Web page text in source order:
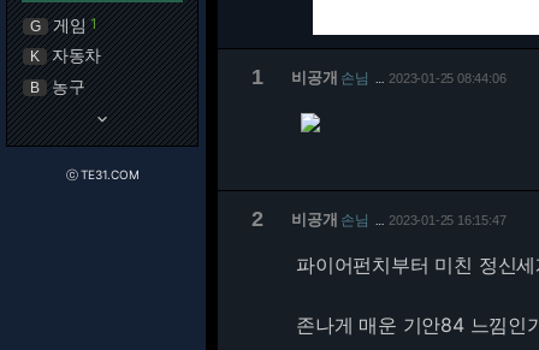
G 게임 1
K 자동차
B 농구
keyboard_arrow_down
ⓒ TE31.COM
1 비공개 손님 2023-01-25 08:44:06
2 비공개 손님 2023-01-25 16:15:47
파이어펀치부터 미친 정신
존나게 매운 기안84 느낌인